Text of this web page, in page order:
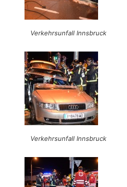
Verkehrsunfall Innsbruck
Verkehrsunfall Innsbruck